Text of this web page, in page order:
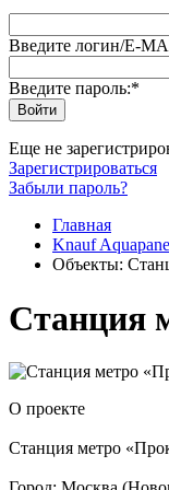
Введите логин/E-
Введите пароль:*
Еще не
Зарегистрироваться
Забыли пароль?
Главная
Knauf
Объекты:
Станция
О проекте
Станция метро